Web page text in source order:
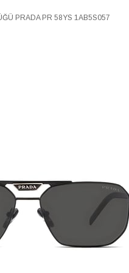
PRADA PR 58YS 1AB5S057